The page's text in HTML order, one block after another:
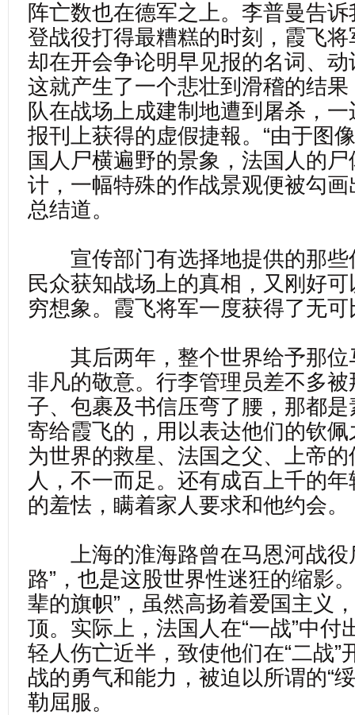
阵亡数也在德军之上。李普曼告诉
登战役打得最糟糕的时刻，霞飞
却在开会争论明早见报的名词、动
这就产生了一个悲壮到滑稽的结
队在战场上成建制地遭到屠杀，
报刊上获得的虚假捷報。“由于图
国人尸横遍野的景象，法国人的
计，一幅特殊的作战景观便被勾画
总结道。
宣传部门有选择地提供的那些
民众获知战场上的真相，又刚好
穷想象。霞飞将军一度获得了无
其后两年，整个世界给予那位
非凡的敬意。行李管理员差不多
子、包裹及书信压弯了腰，那都
寄给霞飞的，用以表达他们的钦
为世界的救星、法国之父、上帝
人，不一而足。还有成百上千的
的羞怯，瞒着家人要求和他约会。
上海的淮海路曾在马恩河战役
路”，也是这股世界性迷狂的缩影
辈的旗帜”，虽然高扬着爱国主义
顶。实际上，法国人在“一战”中付
轻人伤亡近半，致使他们在“二战”
战的勇气和能力，被迫以所谓的“
勒屈服。